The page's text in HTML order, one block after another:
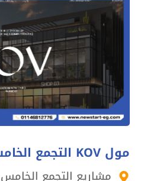
مول KOV التجمع الخامس
مشاريع التجمع الخامس